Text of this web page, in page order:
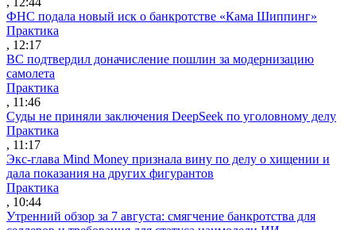
ФНС подала новый иск о банкротстве «Кама Шиппинг»
Практика
, 12:17
ВС подтвердил доначисление пошлин за модернизацию
самолета
Практика
, 11:46
Суды не приняли заключения DeepSeek по уголовному делу
Практика
, 11:17
Экс-глава Mind Money признала вину по делу о хищении и
дала показания на других фигурантов
Практика
, 10:44
Утренний обзор за 7 августа: смягчение банкротства для